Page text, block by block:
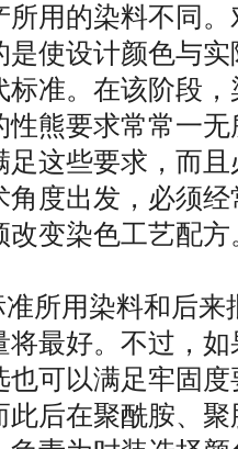
所用的染料不同
是使设计颜色与
标准。在该阶段
性熊要求常常一
足这些要求，而
角度出发，必须
改变染色工艺配
所用染料和后来
将最好。不过，
也可以满足牢固
此后在聚酰胺、